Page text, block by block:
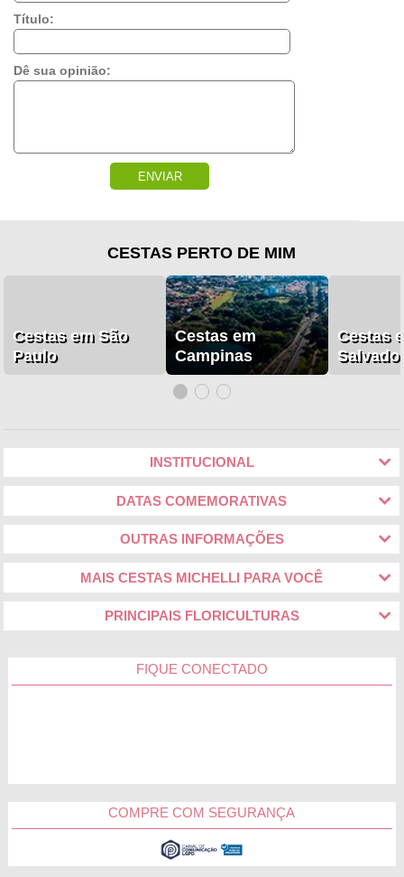
Título:
Dê sua opinião:
ENVIAR
CESTAS PERTO DE MIM
Cestas em São
Paulo
Cestas em
Campinas
Cestas
INSTITUCIONAL
DATAS COMEMORATIVAS
OUTRAS INFORMAÇÕES
MAIS CESTAS MICHELLI PARA VOCÊ
PRINCIPAIS FLORICULTURAS
FIQUE CONECTADO
COMPRE COM SEGURANÇA